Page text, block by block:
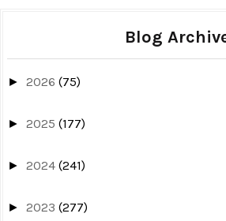
Blog
► 2026 (75)
► 2025 (177)
► 2024 (241)
► 2023 (277)